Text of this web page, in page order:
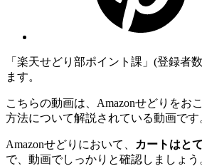
「楽天せどり部ポイント課」(登録者
ます。
こちらの動画は、Amazonせどりをお
方法について解説されている動画です
Amazonせどりにおいて、 カートはと
で、動画でしっかりと確認しましょう